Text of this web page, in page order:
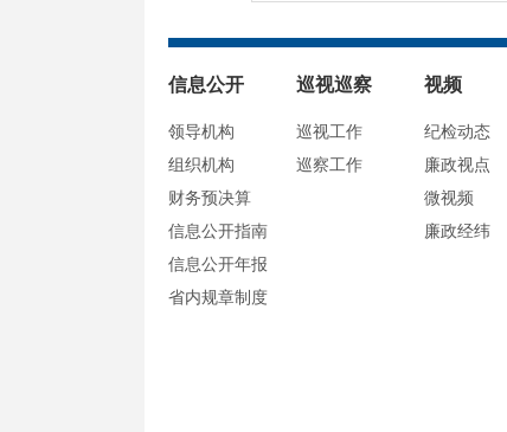
信息公开
领导机构
组织机构
财务预决算
信息公开指南
信息公开年报
省内规章制度
巡视巡察
巡视工作
巡察工作
视频
纪检动态
廉政视点
微视频
廉政经纬